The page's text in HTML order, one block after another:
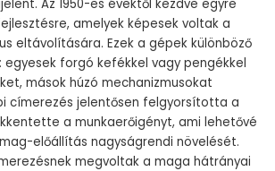
Az 1950-es évektől kezdve egyre
amelyek képesek voltak a
eltávolítására. Ezek a gépek különböző
egyesek forgó kefékkel vagy pengékkel
mások húzó mechanizmusokat
címerezés jelentősen felgyorsította a
a munkaerőigényt, ami lehetővé
előállítás nagyságrendi növelését.
megvoltak a maga hátrányai